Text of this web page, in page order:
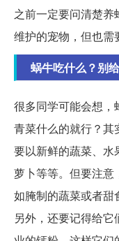
之前一定要问清楚
维护的宠物，但也需
蜗牛吃什么？别
很多同学可能会想，
青菜什么的就行？其
要以新鲜的蔬菜、水
萝卜等等。但要注意
如腌制的蔬菜或者甜
另外，还要记得给